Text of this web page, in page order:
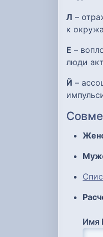
Л –
к
Е –
люди
Й –
Имя